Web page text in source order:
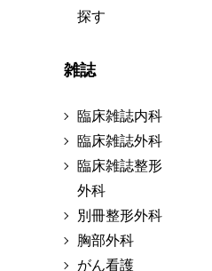
探す
雑誌
臨床雑誌内科
臨床雑誌外科
臨床雑誌整形
外科
別冊整形外科
胸部外科
がん看護